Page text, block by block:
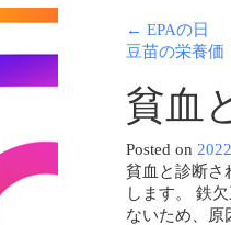
← EPAの日
豆苗の栄養価
貧血
Posted on
貧血と診断さ
します。 鉄
ないため、原